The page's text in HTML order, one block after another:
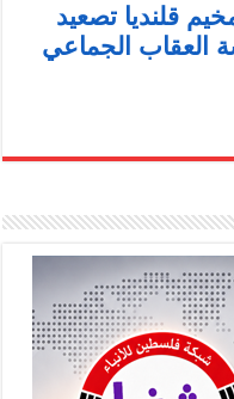
قلنديا تصعيد
العقاب الجماعي